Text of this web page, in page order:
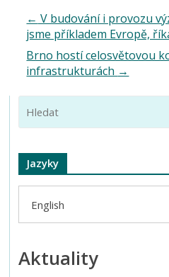
← V budování i provozu
jsme příkladem Evropě,
Brno hostí celosvětovou
infrastrukturách →
Jazyky
English
Aktuality